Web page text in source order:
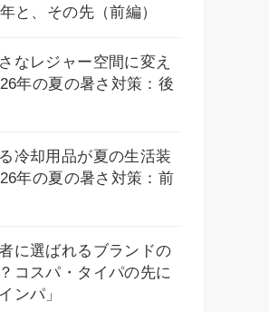
と、その先（前編）
なレジャー空間に変え
年の夏の暑さ対策：後
冷却用品が夏の生活装
年の夏の暑さ対策：前
に選ばれるブランドの
コスパ・タイパの先に
ンパ」